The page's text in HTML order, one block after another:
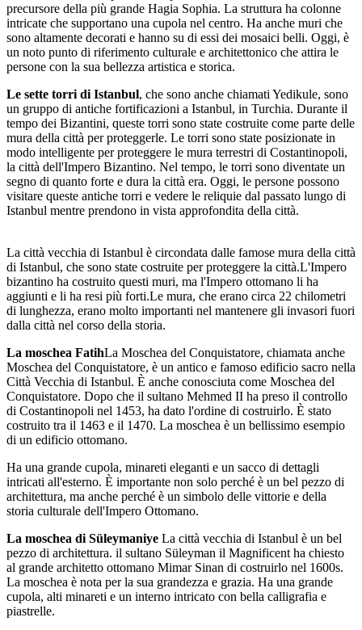
precursore della più grande Hagia Sophia. La struttura ha colonne
intricate che supportano una cupola nel centro. Ha anche muri che
sono altamente decorati e hanno su di essi dei mosaici belli. Oggi, è
un noto punto di riferimento culturale e architettonico che attira le
persone con la sua bellezza artistica e storica.
Le sette torri di Istanbul, che sono anche chiamati Yedikule, sono
un gruppo di antiche fortificazioni a Istanbul, in Turchia. Durante il
tempo dei Bizantini, queste torri sono state costruite come parte delle
mura della città per proteggerle. Le torri sono state posizionate in
modo intelligente per proteggere le mura terrestri di Costantinopoli,
la città dell'Impero Bizantino. Nel tempo, le torri sono diventate un
segno di quanto forte e dura la città era. Oggi, le persone possono
visitare queste antiche torri e vedere le reliquie dal passato lungo di
Istanbul mentre prendono in vista approfondita della città.
La città vecchia di Istanbul è circondata dalle famose mura della città
di Istanbul, che sono state costruite per proteggere la città.L'Impero
bizantino ha costruito questi muri, ma l'Impero ottomano li ha
aggiunti e li ha resi più forti.Le mura, che erano circa 22 chilometri
di lunghezza, erano molto importanti nel mantenere gli invasori fuori
dalla città nel corso della storia.
La moschea FatihLa Moschea del Conquistatore, chiamata anche
Moschea del Conquistatore, è un antico e famoso edificio sacro nella
Città Vecchia di Istanbul. È anche conosciuta come Moschea del
Conquistatore. Dopo che il sultano Mehmed II ha preso il controllo
di Costantinopoli nel 1453, ha dato l'ordine di costruirlo. È stato
costruito tra il 1463 e il 1470. La moschea è un bellissimo esempio
di un edificio ottomano.
Ha una grande cupola, minareti eleganti e un sacco di dettagli
intricati all'esterno. È importante non solo perché è un bel pezzo di
architettura, ma anche perché è un simbolo delle vittorie e della
storia culturale dell'Impero Ottomano.
La moschea di Süleymaniye La città vecchia di Istanbul è un bel
pezzo di architettura. il sultano Süleyman il Magnificent ha chiesto
al grande architetto ottomano Mimar Sinan di costruirlo nel 1600s.
La moschea è nota per la sua grandezza e grazia. Ha una grande
cupola, alti minareti e un interno intricato con bella calligrafia e
piastrelle.